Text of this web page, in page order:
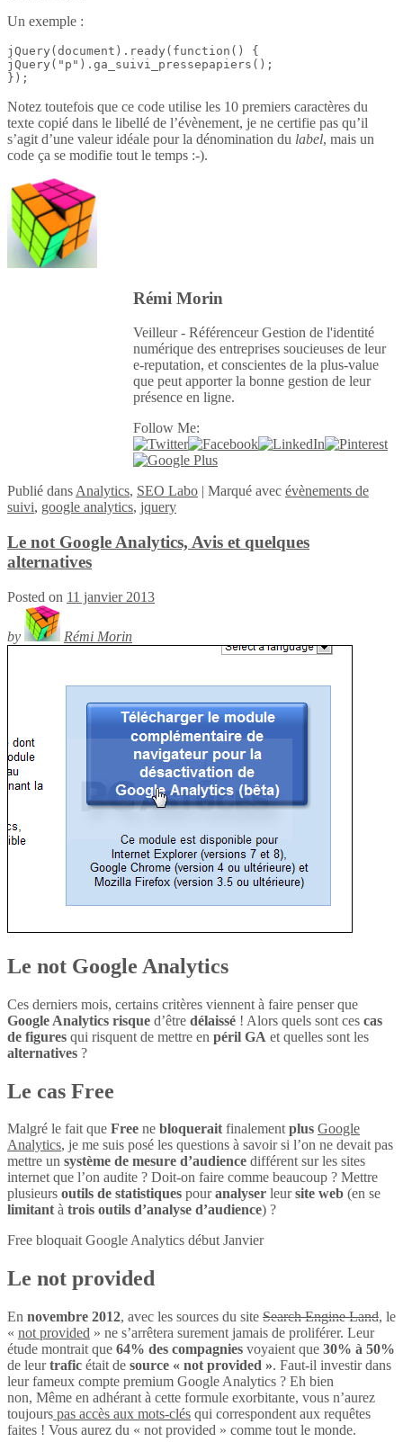
Un exemple :
jQuery(document).ready(function() {
jQuery("p").ga_suivi_pressepapiers();
});
Notez toutefois que ce code utilise les 10 premiers caractères du
texte copié dans le libellé de l’évènement, je ne certifie pas qu’il
s’agit d’une valeur idéale pour la dénomination du label, mais un
code ça se modifie tout le temps :-).
Rémi Morin
Veilleur - Référenceur Gestion de l'identité
numérique des entreprises soucieuses de leur
e-reputation, et conscientes de la plus-value
que peut apporter la bonne gestion de leur
présence en ligne.
Follow Me:
Publié dans Analytics, SEO Labo | Marqué avec évènements de
suivi, google analytics, jquery
Le not Google Analytics, Avis et quelques
alternatives
Posted on 11 janvier 2013
by Rémi Morin
Le not Google Analytics
Ces derniers mois, certains critères viennent à faire penser que
Google Analytics risque d’être délaissé ! Alors quels sont ces cas
de figures qui risquent de mettre en péril GA et quelles sont les
alternatives ?
Le cas Free
Malgré le fait que Free ne bloqueraitfinalementplus Google
Analytics, je me suis posé les questions à savoir si l’on ne devait pas
mettre un système de mesure d’audience différent sur les sites
internet que l’on audite ? Doit-on faire comme beaucoup ? Mettre
plusieurs outils de statistiques pouranalyser leursite web (en se
limitantà trois outils d’analyse d’audience) ?
Free bloquait Google Analytics début Janvier
Le not provided
En novembre 2012, avec les sources du site Search Engine Land, le
« not provided » ne s’arrêtera surement jamais de proliférer. Leur
étude montrait que 64% des compagnies voyaient que 30% à 50%
de leurtrafic était de source « not provided ». Faut-il investir dans
leur fameux compte premium Google Analytics ? Eh bien
non, Même en adhérant à cette formule exorbitante, vous n’aurez
toujours pas accès aux mots-clés qui correspondent aux requêtes
faites ! Vous aurez du « not provided » comme tout le monde.